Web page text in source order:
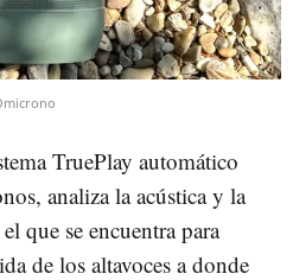
TruePlay automático
analiza la acústica y la
que se encuentra para
de los altavoces a donde